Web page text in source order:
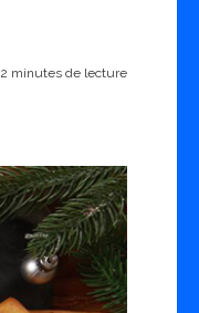
2 minutes de lecture